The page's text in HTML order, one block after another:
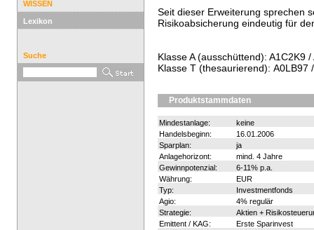
WISSEN
Lexikon
Suche
Seit dieser Erweiterung sprechen
Risikoabsicherung eindeutig für
Klasse A (ausschüttend): A1C2K9
Klasse T (thesaurierend): A0LB97
Produktstammdaten
Mindestanlage:
keine
Handelsbeginn:
16.01.2006
Sparplan:
ja
Anlagehorizont:
mind. 4 Jahre
Gewinnpotenzial:
6-11% p.a.
Währung:
EUR
Typ:
Investmentfonds
Agio:
4% regulär
Strategie:
Aktien +
Emittent / KAG:
Erste Sparinvest